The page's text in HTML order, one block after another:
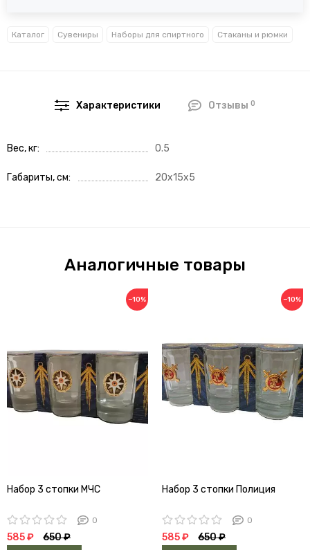
Каталог Сувениры Наборы для спиртного Стаканы и рюмки
Характеристики Отзывы 0
Вес, кг 0.5
Габариты, см 20x15x5
Аналогичные товары
−10%
Набор 3 стопки МЧС
0
585 ₽ 650 ₽
−10%
Набор 3 стопки Полиция
0
585 ₽ 650 ₽